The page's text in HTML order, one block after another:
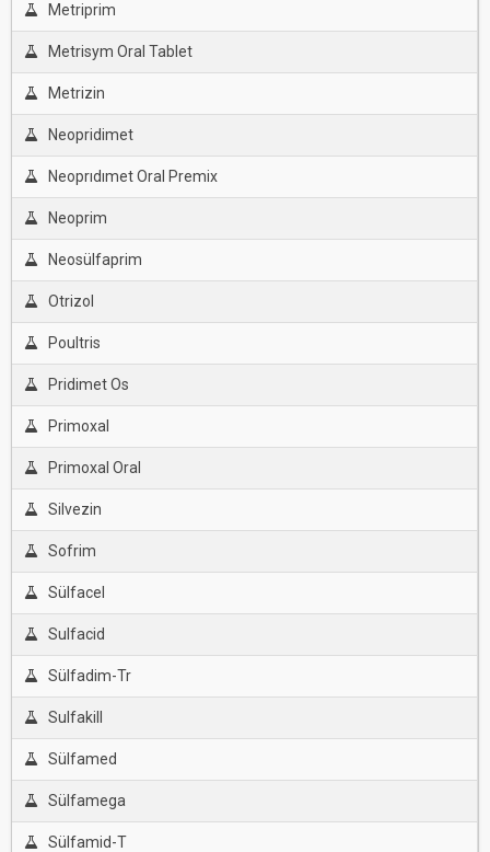
Metriprim
Metrisym Oral Tablet
Metrizin
Neopridimet
Neoprıdımet Oral Premix
Neoprim
Neosülfaprim
Otrizol
Poultris
Pridimet Os
Primoxal
Primoxal Oral
Silvezin
Sofrim
Sülfacel
Sulfacid
Sülfadim-Tr
Sulfakill
Sülfamed
Sülfamega
Sülfamid-T